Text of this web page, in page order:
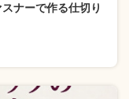
ナーで作る仕切り